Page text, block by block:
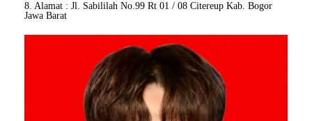
8. Alamat : Jl. Sabililah No.99 Rt 01 / 08 Citereup Kab. Bogor
Jawa Barat